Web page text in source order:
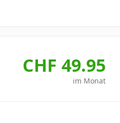
CHF 49.95
im Monat